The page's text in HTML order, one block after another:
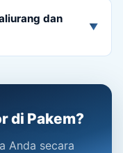
dan
▼
di Pakem?
Anda secara